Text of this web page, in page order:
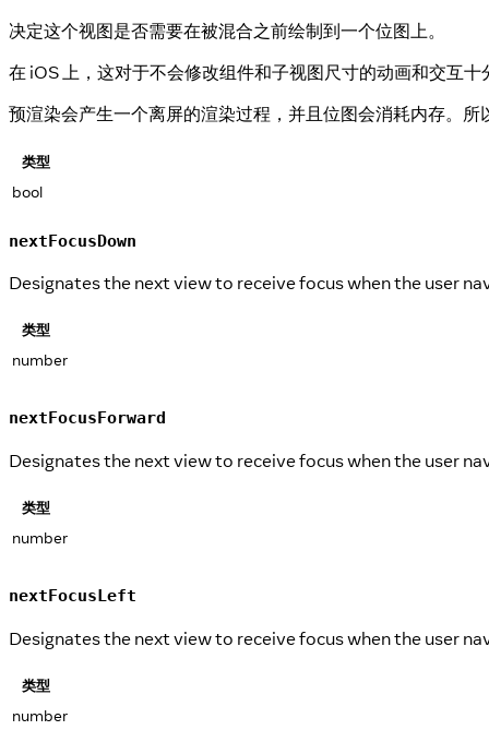
决定这个视图是否需要在被混合之前绘制到一个位图上。
在 iOS 上，这对于不会修改组件和子视图尺寸的动画和交互
预渲染会产生一个离屏的渲染过程，并且位图会消耗内存。
类型
bool
nextFocusDown
Designates the next view to receive focus when the user
类型
number
nextFocusForward
Designates the next view to receive focus when the user
类型
number
nextFocusLeft
Designates the next view to receive focus when the user
类型
number